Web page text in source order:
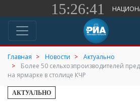
15:26:41
Главная Новости
Актуально
Более 50 сельхозпроизводителей
на ярмарке в столице КЧР
АКТУАЛЬНО